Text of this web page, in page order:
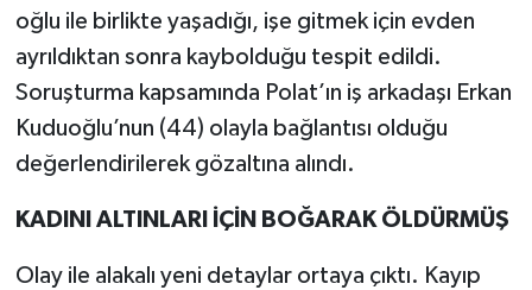
oğlu ile birlikte yaşadığı, işe gitmek için evden
ayrıldıktan sonra kaybolduğu tespit edildi.
Soruşturma kapsamında Polat’ın iş arkadaşı Erkan
Kuduoğlu’nun (44) olayla bağlantısı olduğu
değerlendirilerek gözaltına alındı.
KADINI ALTINLARI İÇİN BOĞARAK ÖLDÜRMÜŞ
Olay ile alakalı yeni detaylar ortaya çıktı. Kayıp